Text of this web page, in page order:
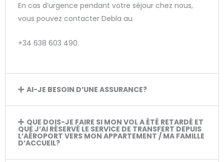
En cas d’urgence pendant votre séjour chez nous,
vous pouvez contacter Debla au
+34 638 603 490.
AI-JE BESOIN D’UNE ASSURANCE?
QUE DOIS-JE FAIRE SI MON VOL A ÉTÉ RETARDÉ ET
QUE J’AI RÉSERVÉ LE SERVICE DE TRANSFERT DEPUIS
L’AÉROPORT VERS MON APPARTEMENT / MA FAMILLE
D’ACCUEIL?